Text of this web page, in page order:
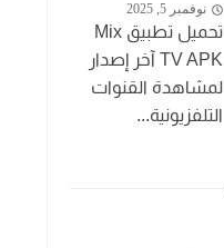
نوفمبر 5, 2025
تحميل تطبيق Mix
TV APK آخر إصدار
لمشاهدة القنوات
التلفزيونية...